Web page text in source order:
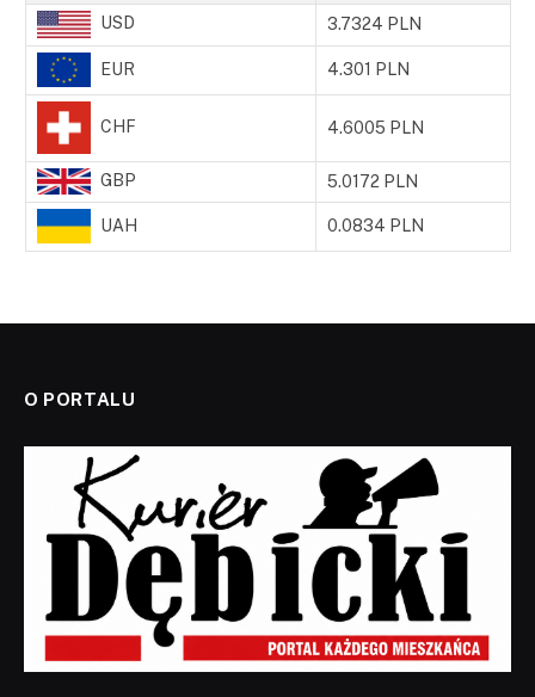
USD 3.7324 PLN
EUR 4.301 PLN
CHF 4.6005 PLN
GBP 5.0172 PLN
UAH 0.0834 PLN
O PORTALU